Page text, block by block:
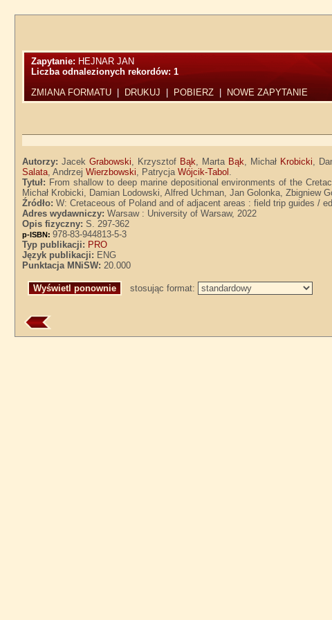
Zapytanie: HEJNAR JAN
Liczba odnalezionych rekordów:1
ZMIANA FORMATU
DRUKUJ POBIERZ NOWE ZAPYTANIE
Autorzy:JacekGrabowski, Krzysztof Bąk, Marta Bąk, Michał Krobicki,
Salata, AndrzejWierzbowski, PatrycjaWójcik-Tabol .
Tytuł: From shallow to deep marine depositional environments of the
Michał Krobicki, Damian Lodowski, Alfred Uchman, Jan Golonka,
Źródło:W: Cretaceous of Poland and of adjacent areas : field trip guides /
Adres wydawniczy:Warsaw : University of Warsaw, 2022
Opis fizyczny:S. 297-362
p-ISBN:978-83-944813-5-3
Typ publikacji: PRO
Język publikacji: ENG
Punktacja MNiSW:20.000
stosując format: